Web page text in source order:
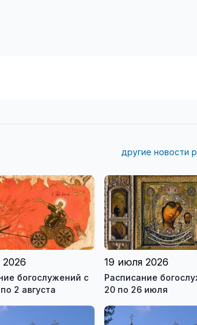
другие новости
богослужений с
2 августа
19 июля 2026
Расписание
20 по 26 июля